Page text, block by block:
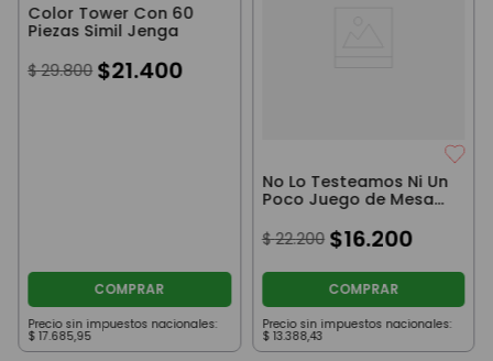
Color Tower Con 60
Piezas Simil Jenga
$ 29.800 $21.400
COMPRAR
Precio sin impuestos nacionales:
$ 17.685,95
No Lo Testeamos Ni Un
Poco Juego de Mesa
$ 22.200 $16.200
COMPRAR
Precio sin impuestos nacionales:
$ 13.388,43